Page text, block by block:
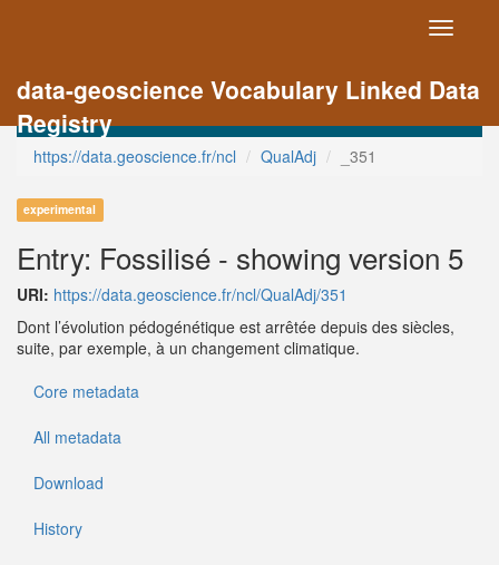
Toggle
data-geoscience Vocabulary Linked Data
Registry
https://data.geoscience.fr/ncl QualAdj _351
experimental
Entry: Fossilisé - showing version 5
URI: https://data.geoscience.fr/ncl/QualAdj/351
Dont l’évolution pédogénétique est arrêtée depuis des siècles,
suite, par exemple, à un changement climatique.
Core metadata
All metadata
Download
History